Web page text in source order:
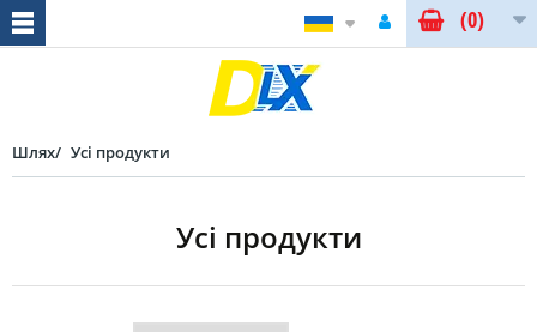
(0)
Шлях Усі продукти
Усі продукти